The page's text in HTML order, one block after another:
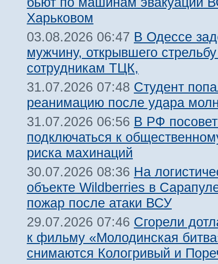
Харьковом
03.08.2026 06:47 В Одессе
мужчину, открывшего
сотрудникам ТЦК,
31.07.2026 07:48 Студент
реанимацию после удара
31.07.2026 06:56 В РФ
подключаться к
риска махинаций
30.07.2026 08:36 На
объекте Wildberries в
пожар после атаки ВСУ
29.07.2026 07:46 Сгорели
к фильму «Молодинская
снимаются Кологривый и